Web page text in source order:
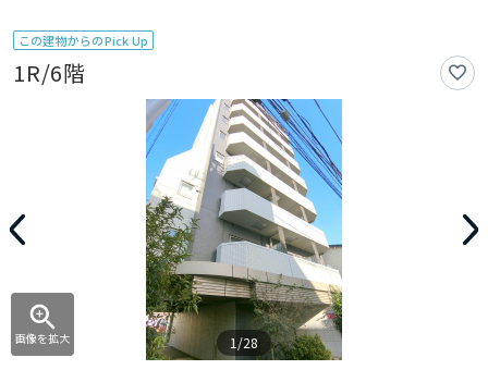
この建物からのPick Up
1R/6階
画像を拡大 1/28